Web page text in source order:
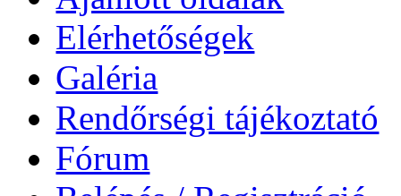
Elérhetőségek
Galéria
Rendőrségi tájékoztató
Fórum